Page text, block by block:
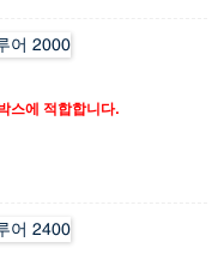
고 정확하게 처리합니다.
스에 적합합니다.
수 있는 폴더 글루어입니다.
편리합니다. 한 장 또는 두 장
각 조정 장치를 통해 정확하게
접착 휠과 두 개의 상부 전자
도포용이고 다른 하나는 냉접